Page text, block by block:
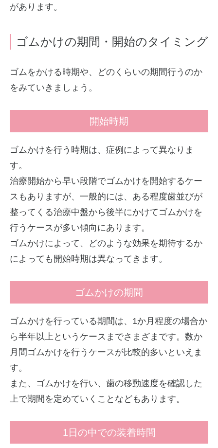
があります。
ゴムかけの期間・開始のタイミング
ゴムをかける時期や、どのくらいの期間行うのか
をみていきましょう。
開始時期
ゴムかけを行う時期は、症例によって異なりま
す。
治療開始から早い段階でゴムかけを開始するケー
スもありますが、一般的には、ある程度歯並びが
整ってくる治療中盤から後半にかけてゴムかけを
行うケースが多い傾向にあります。
ゴムかけによって、どのような効果を期待するか
によっても開始時期は異なってきます。
ゴムかけの期間
ゴムかけを行っている期間は、1か月程度の場合か
ら半年以上というケースまでさまざまです。数か
月間ゴムかけを行うケースが比較的多いといえま
す。
また、ゴムかけを行い、歯の移動速度を確認した
上で期間を定めていくことなどもあります。
1日の中での装着時間